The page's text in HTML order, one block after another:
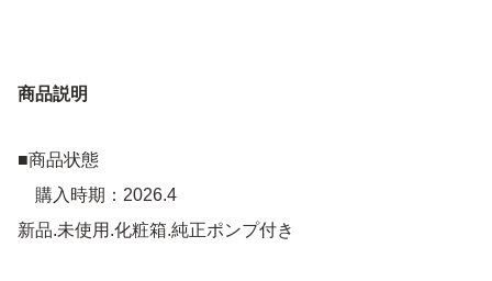
商品説明
■商品状態
購入時期：2026.4
新品.未使用.化粧箱.純正ポンプ付き